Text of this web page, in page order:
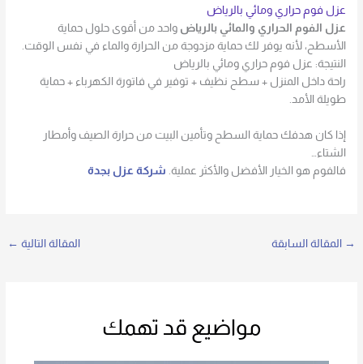
عزل فوم حراري ومائي بالرياض
عزل الفوم الحراري والمائي بالرياض واحد من أقوى حلول حماية
الأسطح، لأنه يوفر لك حماية مزدوجة من الحرارة والماء في نفس الوقت.
النتيجة: عزل فوم حراري ومائي بالرياض
راحة داخل المنزل + سطح نظيف + توفير في فاتورة الكهرباء + حماية
طويلة الأمد.
إذا كان هدفك حماية السطح وتأمين البيت من حرارة الصيف وأمطار
الشتاء…
فالفوم هو الخيار الأفضل والأكثر عملية. شركة عزل بجدة
→ المقالة السابقة المقالة التالية ←
مواضيع قد تهمك